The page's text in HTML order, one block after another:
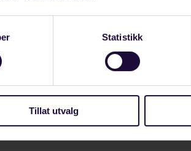
Statistikk
Tillat utvalg
referansegrupper